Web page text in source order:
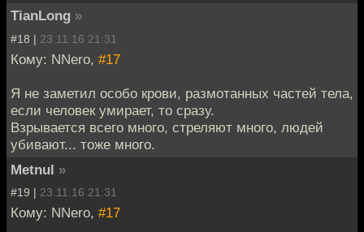
TianLong »
#18 | 23.11.16 21:31
Кому: NNero, #17
Я не заметил особо крови, размотанных частей тела,
если человек умирает, то сразу.
Взрывается всего много, стреляют много, людей
убивают... тоже много.
Metnul »
#19 | 23.11.16 21:31
Кому: NNero, #17